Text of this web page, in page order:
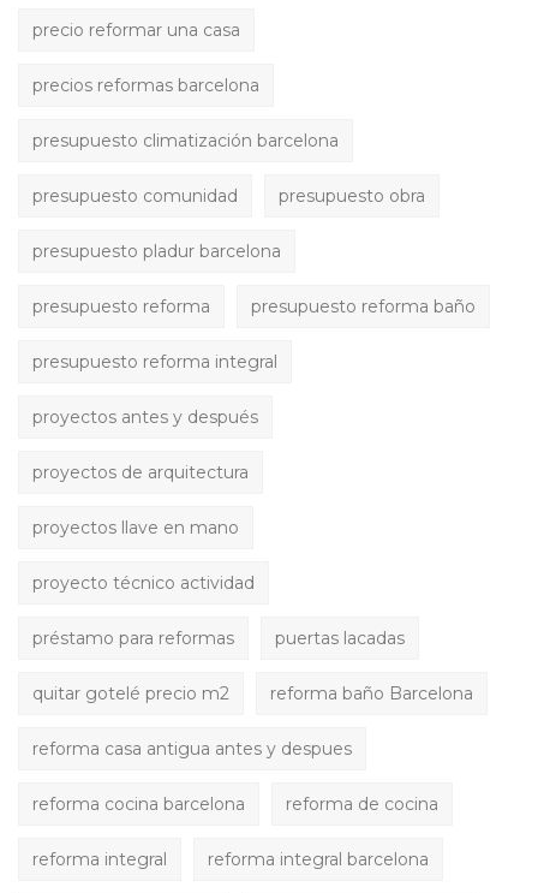
precio reformar una casa
precios reformas barcelona
presupuesto climatización barcelona
presupuesto comunidad presupuesto obra
presupuesto pladur barcelona
presupuesto reforma presupuesto reforma baño
presupuesto reforma integral
proyectos antes y después
proyectos de arquitectura
proyectos llave en mano
proyecto técnico actividad
préstamo para reformas puertas lacadas
quitar gotelé precio m2 reforma baño Barcelona
reforma casa antigua antes y despues
reforma cocina barcelona reforma de cocina
reforma integral reforma integral barcelona